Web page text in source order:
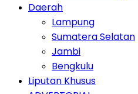
Daerah
Lampung
Sumatera Selatan
Jambi
Bengkulu
Liputan Khusus